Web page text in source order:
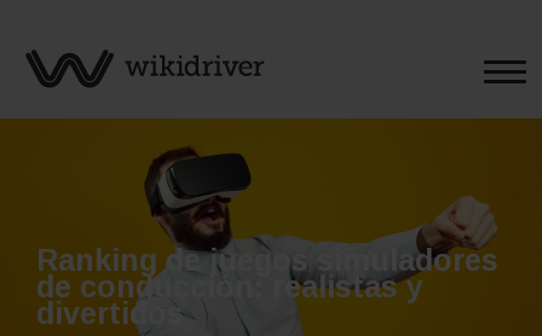
Ranking de juegos simuladores
de conducción: realistas y
divertidos